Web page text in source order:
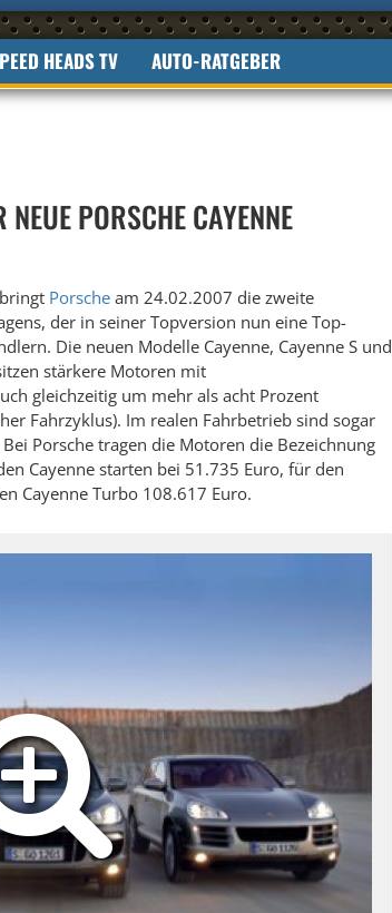
HEADS TV AUTO-RATGEBER
PORSCHE CAYENNE
Porsche am 24.02.2007 die zweite
der in seiner Topversion nun eine Top-
Die neuen Modelle Cayenne, Cayenne S und
stärkere Motoren mit
gleichzeitig um mehr als acht Prozent
Fahrzyklus). Im realen Fahrbetrieb sind sogar
Porsche tragen die Motoren die Bezeichnung
Cayenne starten bei 51.735 Euro, für den
Cayenne Turbo 108.617 Euro.